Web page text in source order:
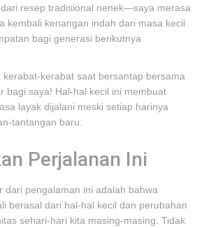
resep tradisional nenek—saya merasa
kembali kenangan indah dari masa kecil
bagi generasi berikutnya
kerabat-kerabat saat bersantap bersama
bagi saya! Hal-hal kecil ini membuat
layak dijalani meski setiap harinya
tantangan baru.
Perjalanan Ini
dari pengalaman ini adalah bahwa
berasal dari hal-hal kecil dan perubahan
sehari-hari kita masing-masing. Tidak